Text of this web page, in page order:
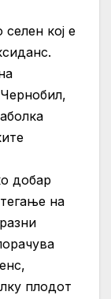
кој е
добар
на
плодот